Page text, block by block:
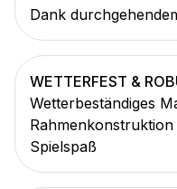
Dank
WETTERFEST &
Wetterbeständiges
Spielspaß